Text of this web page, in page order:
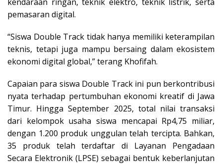
pemasaran digital.
“Siswa Double Track tidak hanya memiliki keterampilan
teknis, tetapi juga mampu bersaing dalam ekosistem
ekonomi digital global,” terang Khofifah.
Capaian para siswa Double Track ini pun berkontribusi
nyata terhadap pertumbuhan ekonomi kreatif di Jawa
Timur. Hingga September 2025, total nilai transaksi
dari kelompok usaha siswa mencapai Rp4,75 miliar,
dengan 1.200 produk unggulan telah tercipta. Bahkan,
35 produk telah terdaftar di Layanan Pengadaan
Secara Elektronik (LPSE) sebagai bentuk keberlanjutan